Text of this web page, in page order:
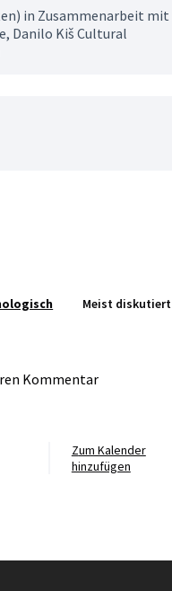
in Zusammenarbeit mit
Danilo Kiš Cultural
Meist diskutiert
Kommentar
Zum Kalender
hinzufügen